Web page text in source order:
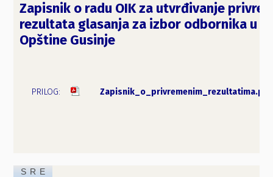
Zapisnik o radu OIK za utvrđivanje
rezultata glasanja za izbor odbornika u
Opštine Gusinje
Zapisnik_o_privremenim_rezultatima.pdf
SRE